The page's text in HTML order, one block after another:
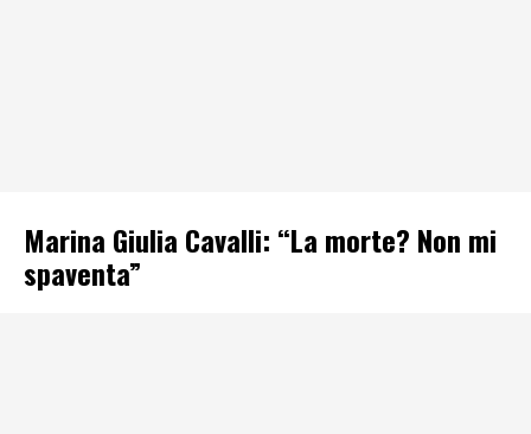
Marina Giulia Cavalli: “La morte? Non mi
spaventa”